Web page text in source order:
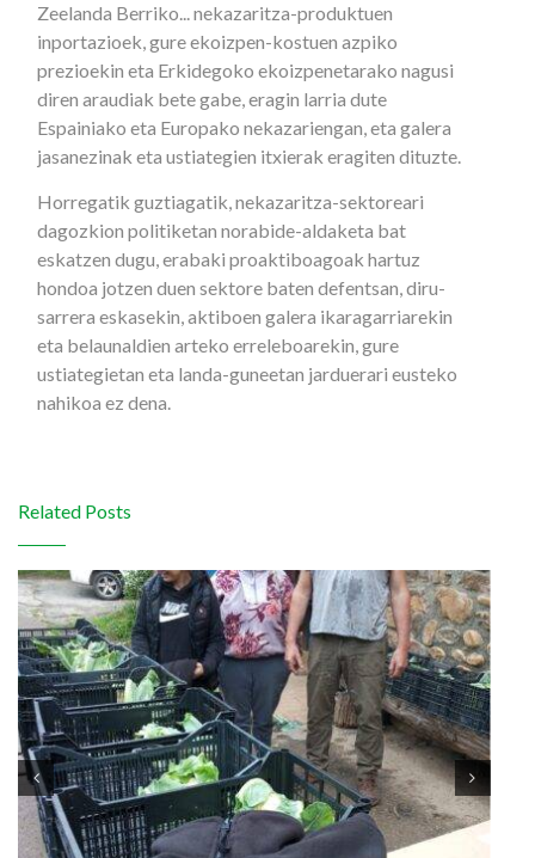
Zeelanda Berriko... nekazaritza-produktuen
inportazioek, gure ekoizpen-kostuen azpiko
prezioekin eta Erkidegoko ekoizpenetarako nagusi
diren araudiak bete gabe, eragin larria dute
Espainiako eta Europako nekazariengan, eta galera
jasanezinak eta ustiategien itxierak eragiten dituzte.
Horregatik guztiagatik, nekazaritza-sektoreari
dagozkion politiketan norabide-aldaketa bat
eskatzen dugu, erabaki proaktiboagoak hartuz
hondoa jotzen duen sektore baten defentsan, diru-
sarrera eskasekin, aktiboen galera ikaragarriarekin
eta belaunaldien arteko erreleboarekin, gure
ustiategietan eta landa-guneetan jarduerari eusteko
nahikoa ez dena.
Related Posts